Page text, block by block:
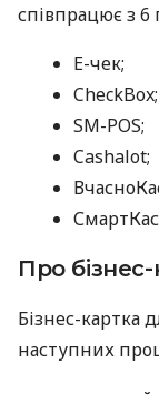
співпрацює з
E-чек;
CheckBox;
SM-POS;
Cashalot;
Про
Бізнес-картка
наступних